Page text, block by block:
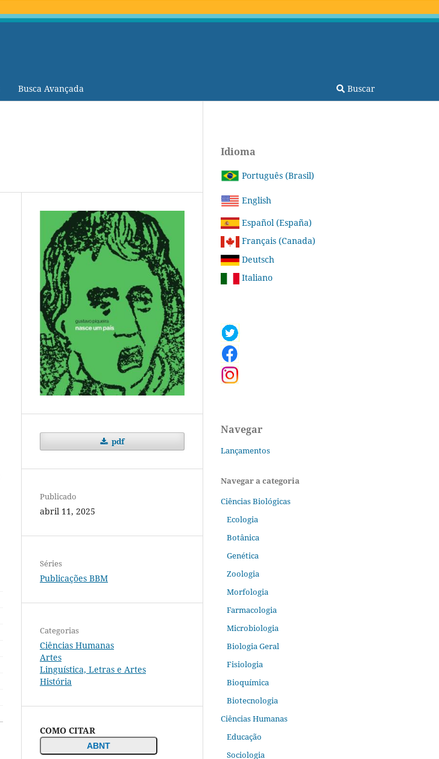
Busca Avançada Buscar
pdf
Publicado
abril 11, 2025
Séries
Publicações BBM
Categorias
Ciências Humanas
Artes
Linguística, Letras e Artes
História
COMO CITAR
ABNT
Idioma
Português (Brasil)
English
Español (España)
Français (Canada)
Deutsch
Italiano
Navegar
Lançamentos
Navegar a categoria
Ciências Biológicas
Ecologia
Botânica
Genética
Zoologia
Morfologia
Farmacologia
Microbiologia
Biologia Geral
Fisiologia
Bioquímica
Biotecnologia
Ciências Humanas
Educação
Sociologia